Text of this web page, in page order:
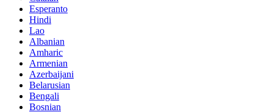
Esperanto
Hindi
Lao
Albanian
Amharic
Armenian
Azerbaijani
Belarusian
Bengali
Bosnian